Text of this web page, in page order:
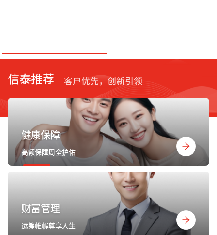
信泰推荐 客户优先，创新引领
健康保障
高额保障周全护佑
财富管理
运筹帷幄尊享人生